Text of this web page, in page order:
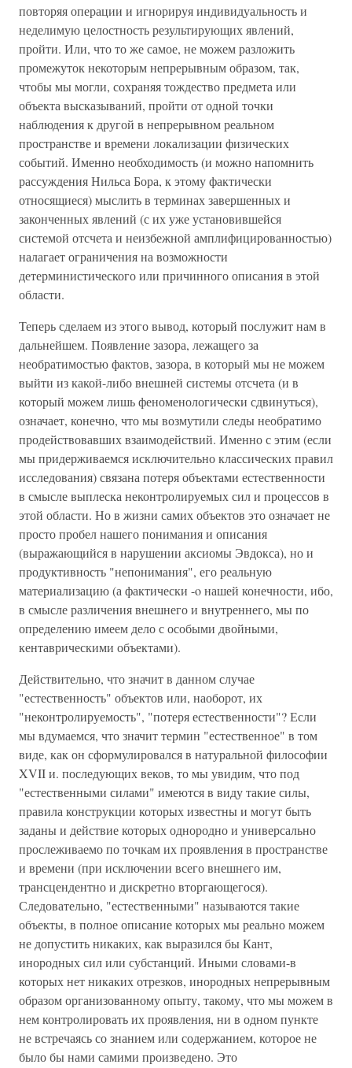
повторяя операции и игнорируя индивидуальность и
неделимую целостность результирующих явлений,
пройти. Или, что то же самое, не можем разложить
промежуток некоторым непрерывным образом, так,
чтобы мы могли, сохраняя тождество предмета или
объекта высказываний, пройти от одной точки
наблюдения к другой в непрерывном реальном
пространстве и времени локализации физических
событий. Именно необходимость (и можно напомнить
рассуждения Нильса Бора, к этому фактически
относящиеся) мыслить в терминах завершенных и
законченных явлений (с их уже установившейся
системой отсчета и неизбежной амплифицированностью)
налагает ограничения на возможности
детерминистического или причинного описания в этой
области.
Теперь сделаем из этого вывод, который послужит нам в
дальнейшем. Появление зазора, лежащего за
необратимостью фактов, зазора, в который мы не можем
выйти из какой-либо внешней системы отсчета (и в
который можем лишь феноменологически сдвинуться),
означает, конечно, что мы возмутили следы необратимо
продействовавших взаимодействий. Именно с этим (если
мы придерживаемся исключительно классических правил
исследования) связана потеря объектами естественности
в смысле выплеска неконтролируемых сил и процессов в
этой области. Но в жизни самих объектов это означает не
просто пробел нашего понимания и описания
(выражающийся в нарушении аксиомы Эвдокса), но и
продуктивность "непонимания", его реальную
материализацию (а фактически -o нашей конечности, ибо,
в смысле различения внешнего и внутреннего, мы по
определению имеем дело с особыми двойными,
кентаврическими объектами).
Действительно, что значит в данном случае
"естественность" объектов или, наоборот, их
"неконтролируемость", "потеря естественности"? Если
мы вдумаемся, что значит термин "естественное" в том
виде, как он сформулировался в натуральной философии
XVII и. последующих веков, то мы увидим, что под
"естественными силами" имеются в виду такие силы,
правила конструкции которых известны и могут быть
заданы и действие которых однородно и универсально
прослеживаемо по точкам их проявления в пространстве
и времени (при исключении всего внешнего им,
трансцендентно и дискретно вторгающегося).
Следовательно, "естественными" называются такие
объекты, в полное описание которых мы реально можем
не допустить никаких, как выразился бы Кант,
инородных сил или субстанций. Иными словами-в
которых нет никаких отрезков, инородных непрерывным
образом организованному опыту, такому, что мы можем в
нем контролировать их проявления, ни в одном пункте
не встречаясь со знанием или содержанием, которое не
было бы нами самими произведено. Это